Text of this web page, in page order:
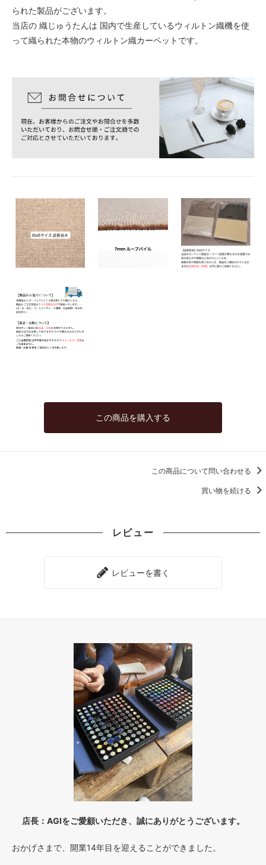
られた製品がございます。
当店の 織じゅうたんは 国内で生産しているウィルトン織機を使
って織られた本物のウィルトン織カーペットです。
この商品を購入する
この商品について問い合わせる
買い物を続ける
レビュー
レビューを書く
店長：AGIをご愛顧いただき、誠にありがとうございます。
おかげさまで、開業14年目を迎えることができました。